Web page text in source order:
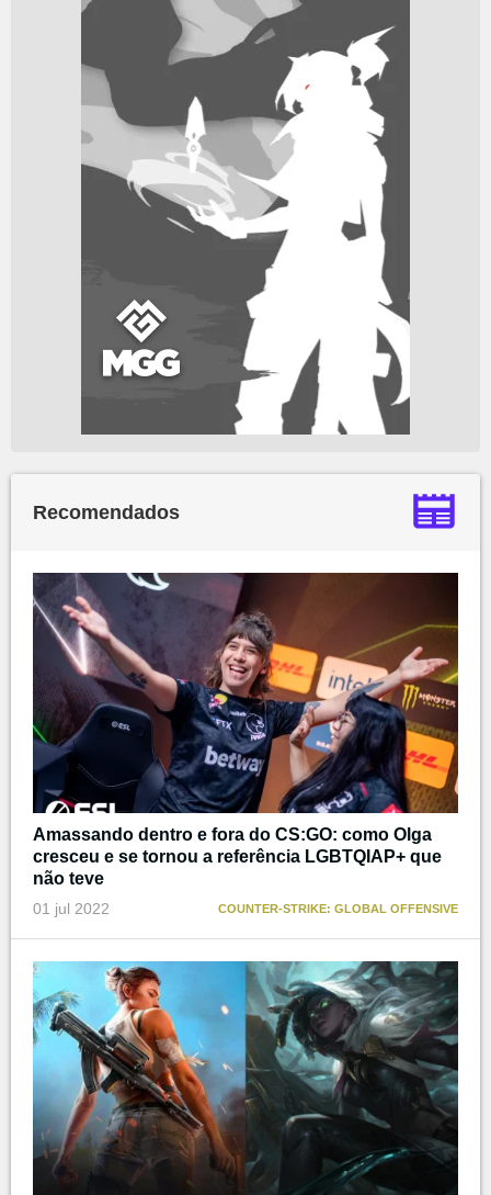
Recomendados
Amassando dentro e fora do CS:GO: como Olga
cresceu e se tornou a referência LGBTQIAP+ que
não teve
01 jul 2022 COUNTER-STRIKE: GLOBAL OFFENSIVE